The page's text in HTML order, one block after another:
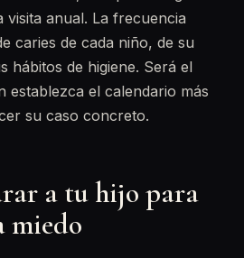
visita anual. La frecuencia
caries de cada niño, de su
hábitos de higiene. Será el
establezca el calendario más
su caso concreto.
a tu hijo para
miedo